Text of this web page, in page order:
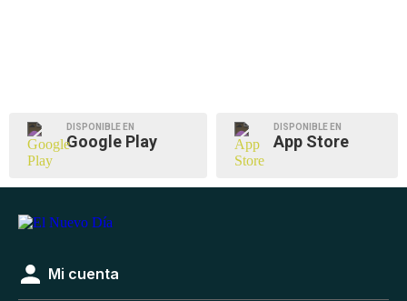
DISPONIBLE EN
Google Play
DISPONIBLE EN
App Store
Mi cuenta